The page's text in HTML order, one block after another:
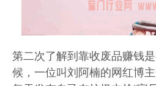
第二次了解到靠收废品赚钱
候，一位叫刘阿楠的网红博